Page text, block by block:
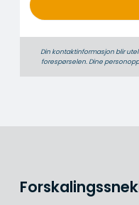
d
Din kontaktinformasjon blir
forespørselen. Dine